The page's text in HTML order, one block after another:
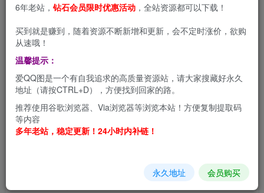
本站是全网最最实惠的美图资源欣赏和下载网站，不信可以
去对比，一次注册永久会员，即可畅享站内所有资源下载，
6年老站， 钻石会员限时优惠活动 ，全站资源都可以下载！
买到就是赚到，随着资源不断新增和更新，会不定时涨价，欲购
从速哦！
温馨提示：
爱QQ图是一个有自我追求的高质量资源站，请大家搜藏好永久
地址（请按CTRL+D），方便找到回家的路。
推荐使用谷歌浏览器、Via浏览器等浏览本站！方便复制提取码
等内容
多年老站，稳定更新！24小时内补链！
永久地址 会员购买